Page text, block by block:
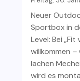
Neuer
Sportbox in
Level: Bei
willkommen
lachen
wird es